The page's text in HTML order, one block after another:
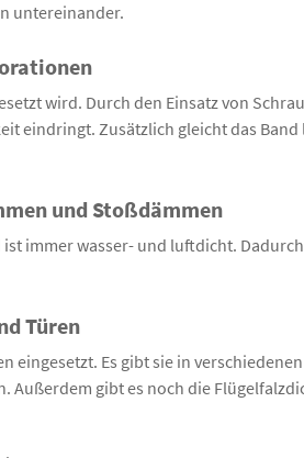
untereinander.
wird. Durch den Einsatz von
eindringt. Zusätzlich gleicht das
und Stoßdämmen
immer wasser- und luftdicht.
Türen
Es gibt sie in
gibt es noch die